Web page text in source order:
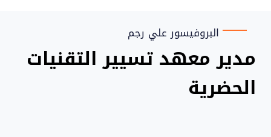
البروفيسور علي رجم
مدير معهد تسيير التقنيات
الحضرية